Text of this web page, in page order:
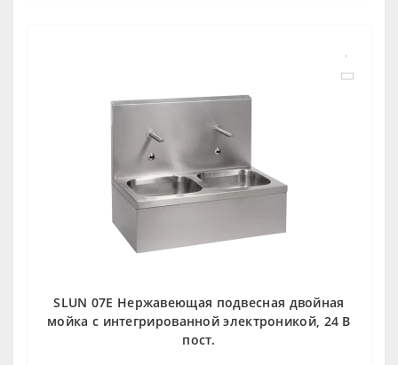
SLUN 07E Нержавеющая подвесная двойная
мойка с интегрированной электроникой, 24 В
пост.